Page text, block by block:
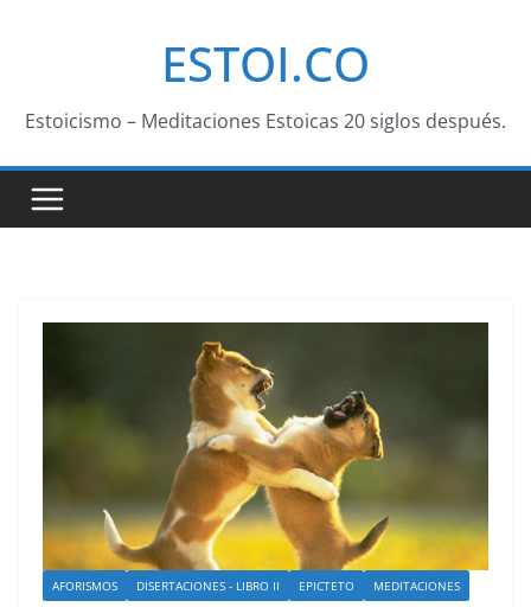
ESTOI.CO
Estoicismo – Meditaciones Estoicas 20 siglos después.
AFORISMOS DISERTACIONES - LIBRO II EPICTETO MEDITACIONES